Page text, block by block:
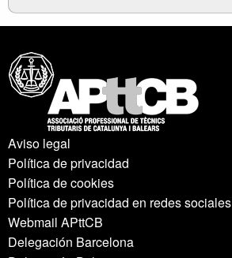
Aviso legal
Política de privacidad
Política de cookies
Política de privacidad en redes sociales
Webmail APttCB
Delegación Barcelona